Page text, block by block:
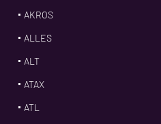
AKROS
ALLES
ALT
ATAX
ATL